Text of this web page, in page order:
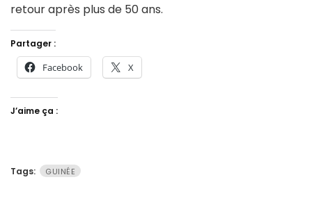
retour après plus de 50 ans.
Partager :
Facebook X
J’aime ça :
Tags: GUINÉE